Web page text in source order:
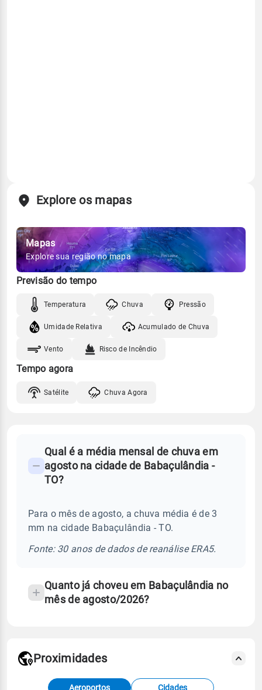
Explore os mapas
Mapas
Explore sua região no mapa
Previsão do tempo
Temperatura Chuva Pressão
Umidade Relativa Acumulado de Chuva
Vento Risco de Incêndio
Tempo agora
Satélite Chuva Agora
Perguntas
frequentes
chuva
temperatura
Qual é a média mensal de chuva em
agosto na cidade de Babaçulândia -
TO?
Para o mês de agosto, a chuva média é de 3
mm na cidade Babaçulândia - TO.
Fonte: 30 anos de dados de reanálise ERA5.
Quanto já choveu em Babaçulândia no
mês de agosto/2026?
Fonte: dados combinados de estações
Proximidades
Aeroportos Cidades